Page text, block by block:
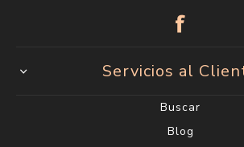
Servicios al
Buscar
Blog